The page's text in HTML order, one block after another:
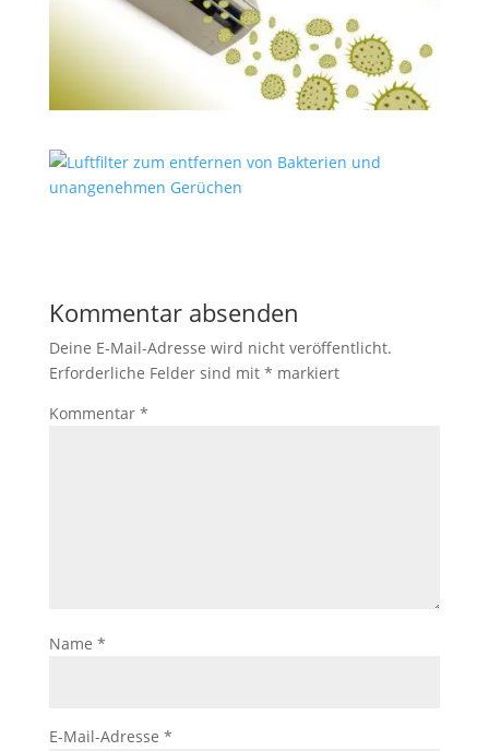
Kommentar absenden
Deine E-Mail-Adresse wird nicht veröffentlicht.
Erforderliche Felder sind mit * markiert
Kommentar *
Name *
E-Mail-Adresse *